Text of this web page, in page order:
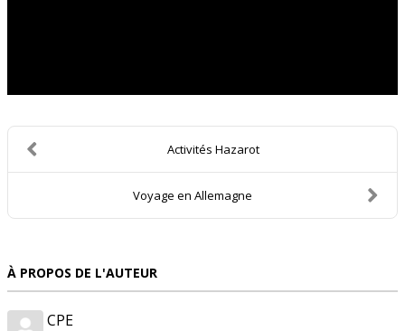
Activités Hazarot
Voyage en Allemagne
À PROPOS DE L'AUTEUR
CPE